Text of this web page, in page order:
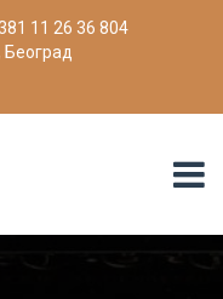
11 26 36 804
Београд